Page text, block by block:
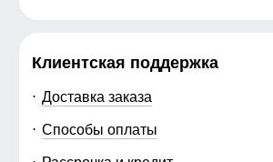
Клиентская поддержка
Доставка заказа
Способы оплаты